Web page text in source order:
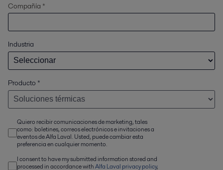
Compañía *
Industria
Producto *
Quiero recibir comunicaciones de marketing, tales
como: boletines, correos electrónicos e invitaciones a
eventos de Alfa Laval. Usted, puede cambiar esta
preferencia en cualquier momento.
I consent to have my submitted information stored and
processed in accordance withAlfa Laval privacy policy,